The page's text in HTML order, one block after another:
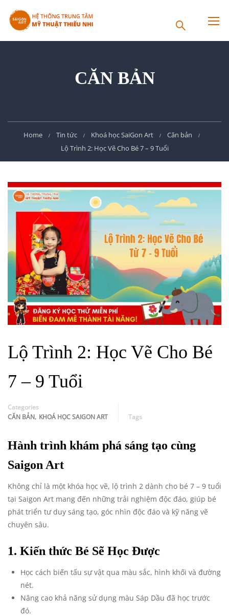
CĂN BẢN
Home Tin tức Khoá học SaiGon Art
Căn bản
Lộ Trình 2: Học Vẽ Cho Bé 7 – 9 Tuổi
Lộ Trình 2: Học Vẽ Cho Bé
7 – 9 Tuổi
Categories
CĂN BẢN, KHOÁ HỌC SAIGON ART Tags
Hành trình khám phá sáng tạo cùng
Saigon Art
Không chỉ là một khóa học vẽ, lộ trình 2 dành cho bé 7 – 9 tuổi
tại Saigon Art mang đến những trải nghiệm độc đáo, giúp bé
phát triển tư duy sáng tạo, góc nhìn độc đáo và kỹ năng vẽ
chuyên sâu.
1. Kiến thức Bé Sẽ Học Được
Học cách biến tấu sự vật qua màu sắc, hình khối và đường
nét.
Nâng cao khả năng sử dụng màu Sáp Dầu đã học trước
đó.